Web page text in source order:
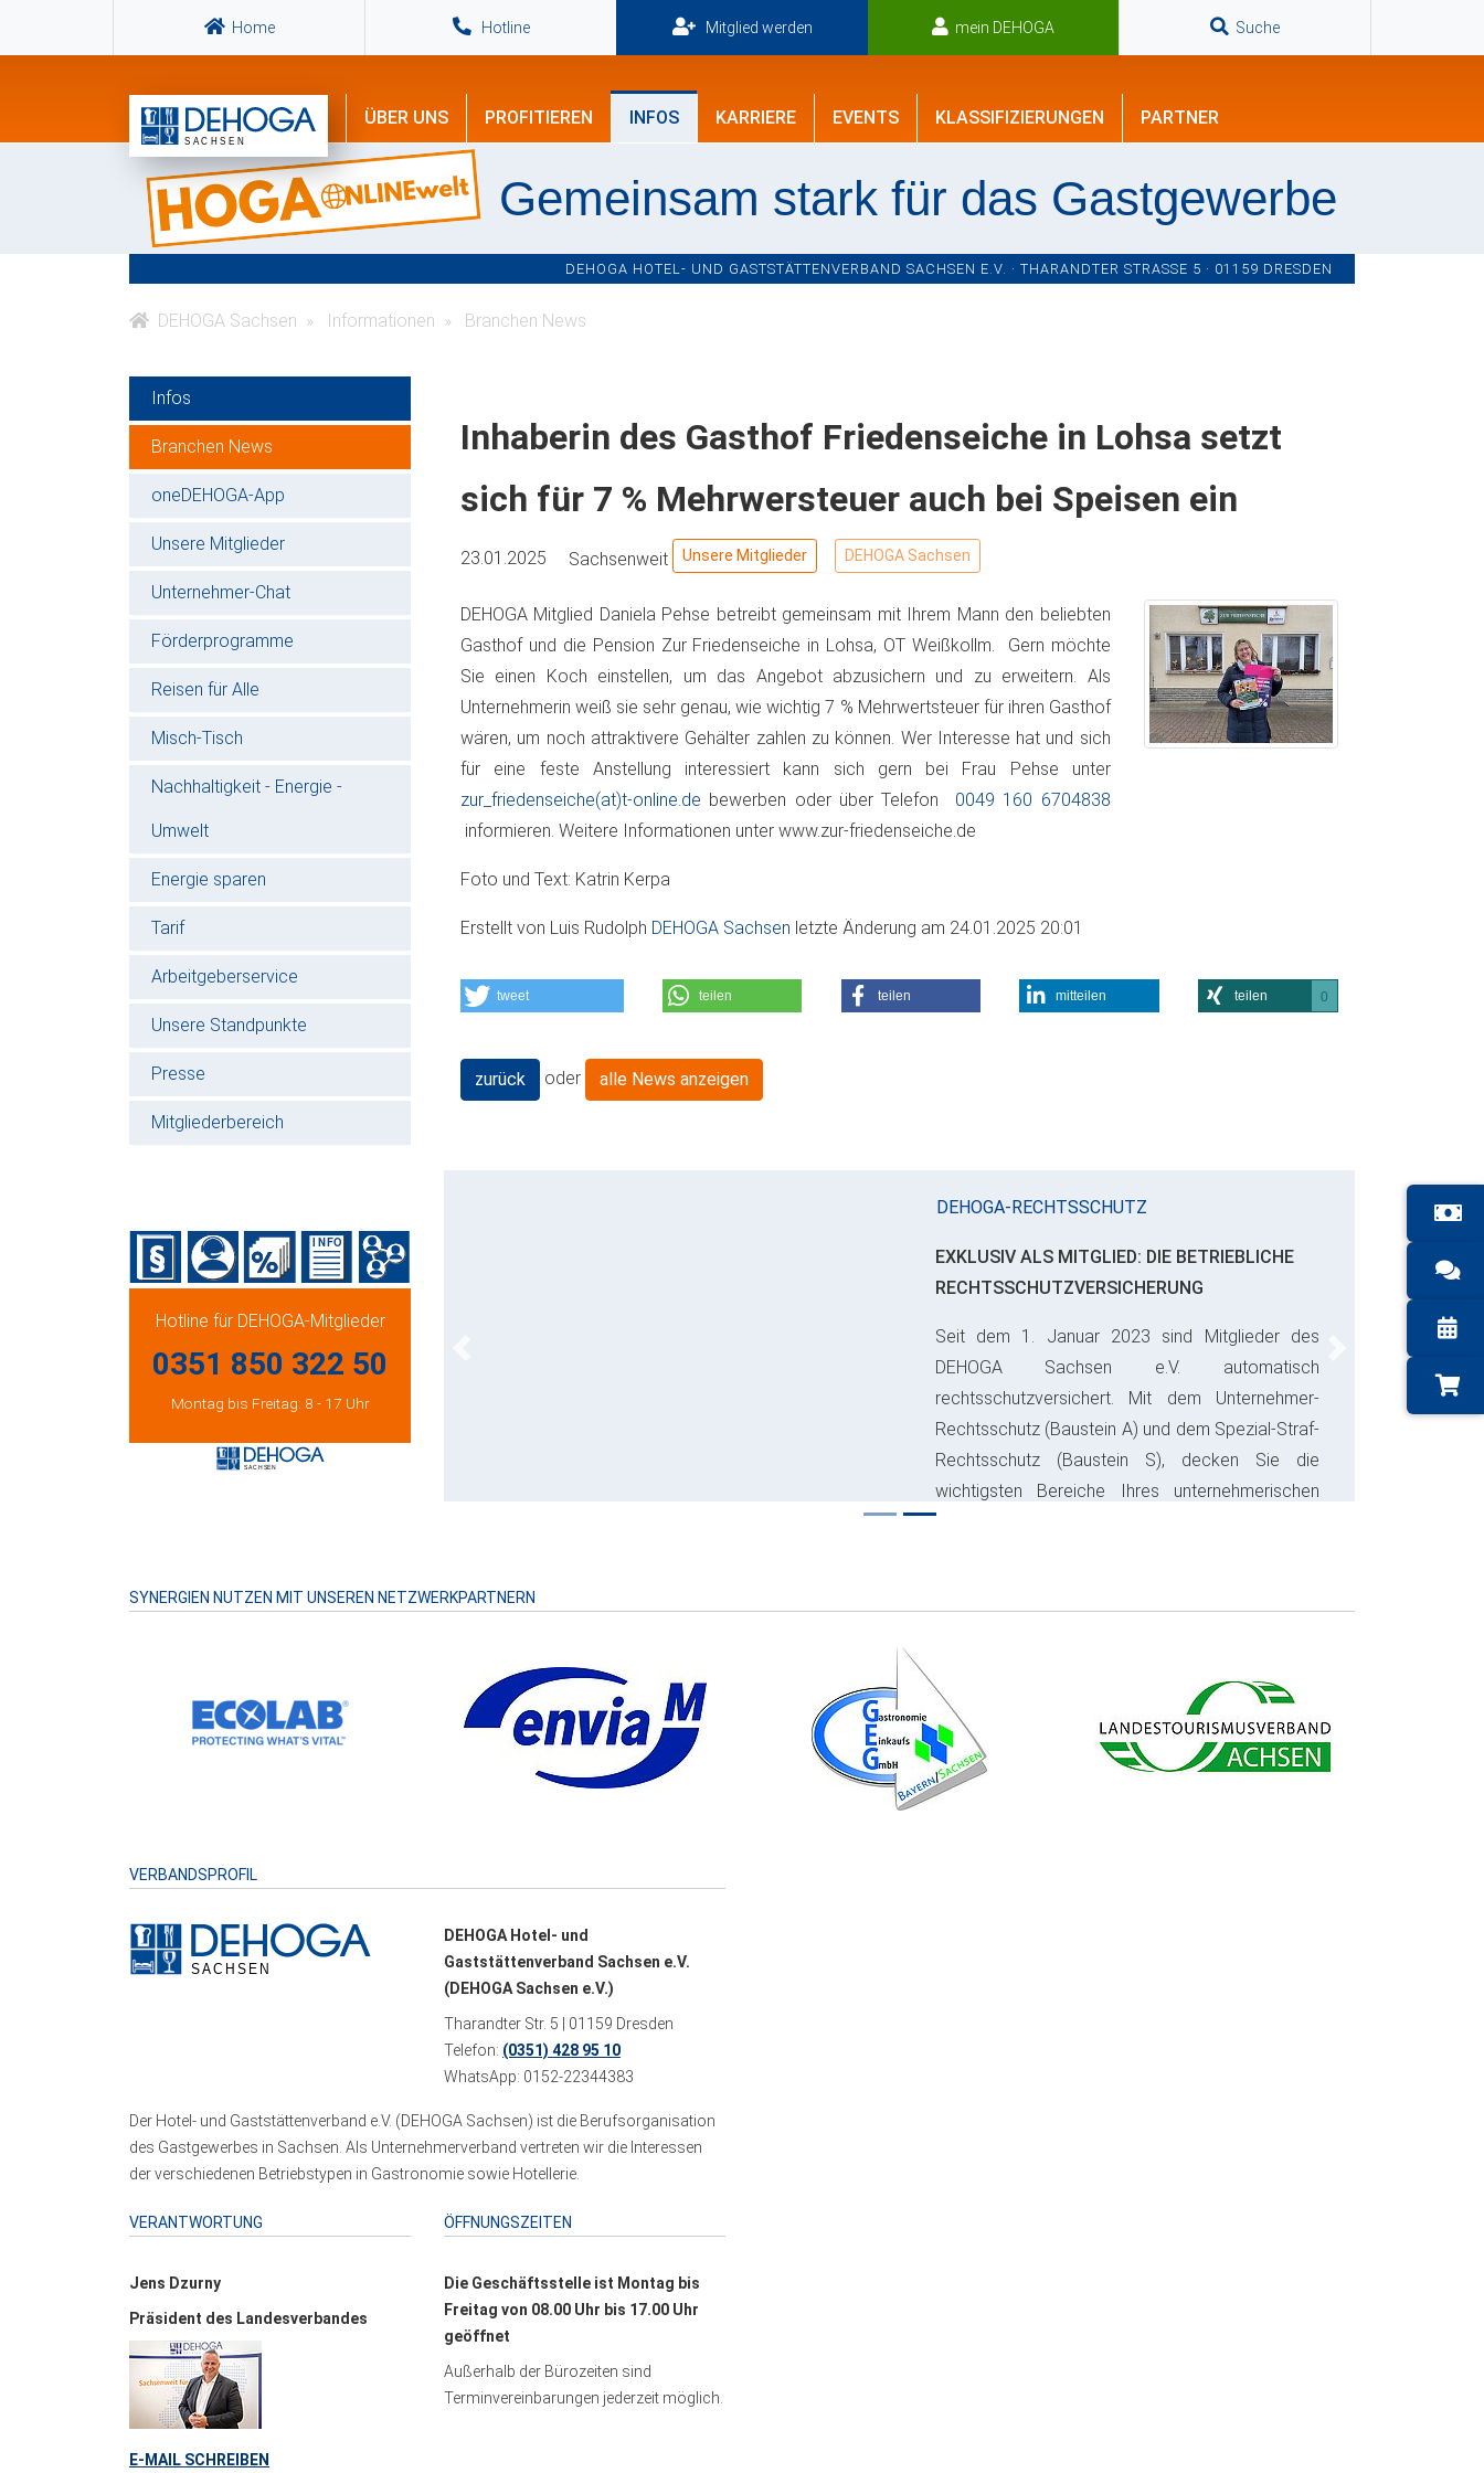
Home Hotline Mitglied werden mein DEHOGA Suche
ÜBER UNS PROFITIEREN INFOS KARRIERE EVENTS KLASSIFIZIERUNGEN PARTNER
Gemeinsam stark für das Gastgewerbe
DEHOGA HOTEL- UND GASTSTÄTTENVERBAND SACHSEN E.V. · THARANDTER STRASSE 5 · 01159 DRESDEN
DEHOGA Sachsen Informationen Branchen News
Infos
Branchen News
oneDEHOGA-App
Unsere Mitglieder
Unternehmer-Chat
Förderprogramme
Reisen für Alle
Misch-Tisch
Nachhaltigkeit - Energie -
Umwelt
Energie sparen
Tarif
Arbeitgeberservice
Unsere Standpunkte
Presse
Mitgliederbereich
Hotline für DEHOGA-Mitglieder
0351 850 322 50
Montag bis Freitag: 8 - 17 Uhr
Inhaberin des Gasthof Friedenseiche in Lohsa setzt
sich für 7 % Mehrwersteuer auch bei Speisen ein
23.01.2025 Sachsenweit Unsere Mitglieder DEHOGA Sachsen
DEHOGA Mitglied Daniela Pehse betreibt gemeinsam mit Ihrem Mann den beliebten
Gasthof und die Pension Zur Friedenseiche in Lohsa, OT Weißkollm. Gern möchte
Sie einen Koch einstellen, um das Angebot abzusichern und zu erweitern. Als
Unternehmerin weiß sie sehr genau, wie wichtig 7 % Mehrwertsteuer für ihren Gasthof
wären, um noch attraktivere Gehälter zahlen zu können. Wer Interesse hat und sich
für eine feste Anstellung interessiert kann sich gern bei Frau Pehse unter
zur_friedenseiche(at)t-online.de bewerben oder über Telefon 0049 160 6704838
informieren. Weitere Informationen unter www.zur-friedenseiche.de
Foto und Text: Katrin Kerpa
Erstellt von Luis Rudolph DEHOGA Sachsen letzte Änderung am 24.01.2025 20:01
tweet teilen teilen mitteilen teilen 0
zurück oder alle News anzeigen
DEHOGA-RECHTSSCHUTZ
EXKLUSIV ALS MITGLIED: DIE BETRIEBLICHE
RECHTSSCHUTZVERSICHERUNG
Seit dem 1. Januar 2023 sind Mitglieder des
DEHOGA Sachsen e.V. automatisch
rechtsschutzversichert. Mit dem Unternehmer-
Rechtsschutz (Baustein A) und dem Spezial-Straf-
Rechtsschutz (Baustein S), decken Sie die
wichtigsten Bereiche Ihres unternehmerischen
Risikos ab und sparen bares Geld.
SYNERGIEN NUTZEN MIT UNSEREN NETZWERKPARTNERN
VERBANDSPROFIL
DEHOGA Hotel- und
Gaststättenverband Sachsen e.V.
(DEHOGA Sachsen e.V.)
Tharandter Str. 5 | 01159 Dresden
Telefon: (0351) 428 95 10
WhatsApp: 0152-22344383
Der Hotel- und Gaststättenverband e.V. (DEHOGA Sachsen) ist die Berufsorganisation
des Gastgewerbes in Sachsen. Als Unternehmerverband vertreten wir die Interessen
der verschiedenen Betriebstypen in Gastronomie sowie Hotellerie.
VERANTWORTUNG
Jens Dzurny
Präsident des Landesverbandes
E-MAIL SCHREIBEN
ÖFFNUNGSZEITEN
Die Geschäftsstelle ist Montag bis
Freitag von 08.00 Uhr bis 17.00 Uhr
geöffnet
Außerhalb der Bürozeiten sind
Terminvereinbarungen jederzeit möglich.